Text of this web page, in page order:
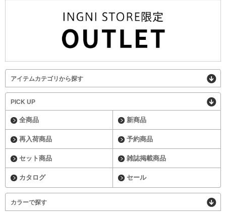
アイテムカテゴリから探す
PICK UP
全商品 新商品
再入荷商品 予約商品
セット商品 雑誌掲載商品
カタログ セール
カラーで探す